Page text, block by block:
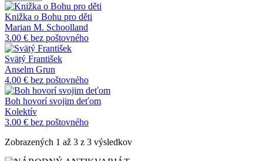
Knižka o Bohu pro děti
Marian M. Schoolland
3.00 € bez poštovného
Svätý František
Anselm Grun
4.00 € bez poštovného
Boh hovorí svojim deťom
Kolektív
3.00 € bez poštovného
Zobrazených 1 až 3 z 3 výsledkov